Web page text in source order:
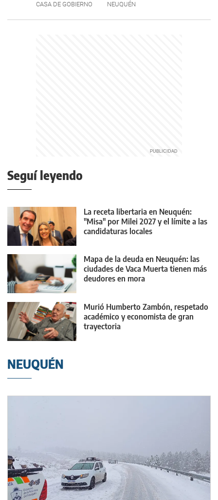
CASA DE GOBIERNO
NEUQUÉN
Seguí leyendo
La receta libertaria en Neuquén:
"Misa" por Milei 2027 y el límite a las
candidaturas locales
Mapa de la deuda en Neuquén: las
ciudades de Vaca Muerta tienen más
deudores en mora
Murió Humberto Zambón, respetado
académico y economista de gran
trayectoria
NEUQUÉN